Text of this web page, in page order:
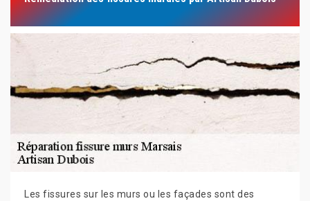
Les fissures sur les murs ou les façades sont des